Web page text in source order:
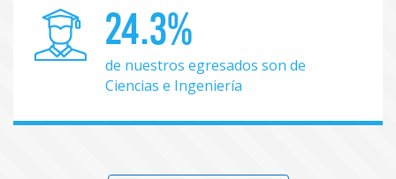
24.3%
de nuestros egresados son de
Ciencias e Ingeniería